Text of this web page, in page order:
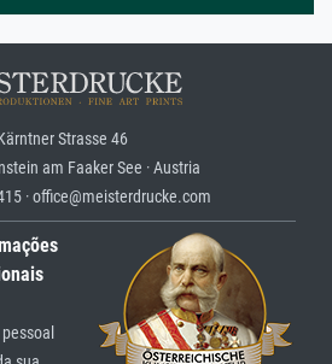
Strasse 46
am Faaker See · Austria
· office@meisterdrucke.com